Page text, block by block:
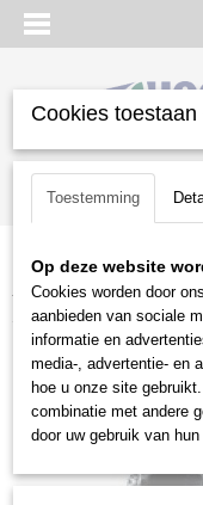
Inloggen Registreren
Home >Reiniging>
toebehoren>
Cookies toestaan
Toestemming
Op deze website
Cookies worden door
aanbieden van sociale
informatie en
media-, advertentie- en
hoe u onze site
combinatie met andere
door uw gebruik van